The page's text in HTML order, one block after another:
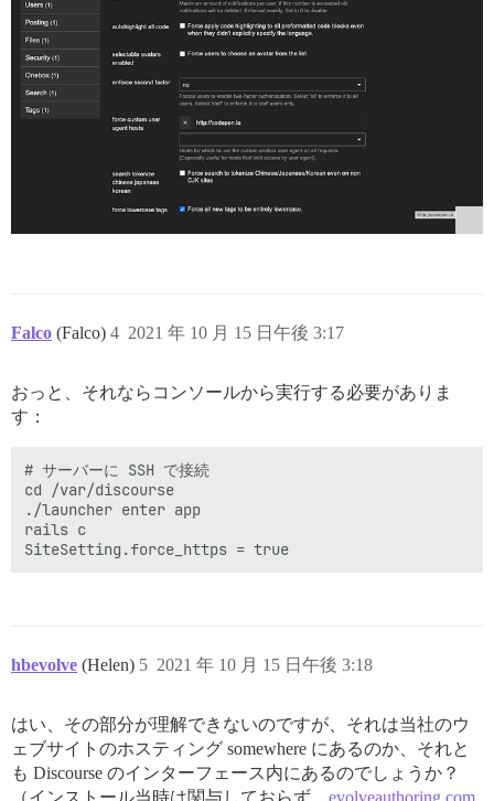
Falco (Falco) 2021 年 10 月 15 日午後 3:17
4
おっと、それならコンソールから実行する必要がありま
す：
# サーバーに SSH で接続
cd /var/discourse
./launcher enter app
rails c
hbevolve (Helen) 2021 年 10 月 15 日午後 3:18
5
はい、その部分が理解できないのですが、それは当社のウ
ェブサイトのホスティング somewhere にあるのか、それと
も Discourse のインターフェース内にあるのでしょうか？